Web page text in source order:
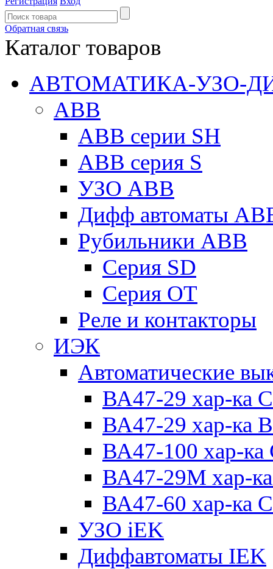
Обратная связь
Каталог товаров
АВТОМАТИКА-УЗО-
ABB
ABB серии SH
ABB серия S
УЗО ABB
Дифф автоматы
Рубильники ABB
Серия SD
Серия ОТ
Реле и контакторы
ИЭК
Автоматические
ВА47-29 хар-ка C
ВА47-29 хар-ка B
ВА47-100 хар-ка
ВА47-29M хар-
ВА47-60 хар-ка C
УЗО iEK
Диффавтоматы IEK